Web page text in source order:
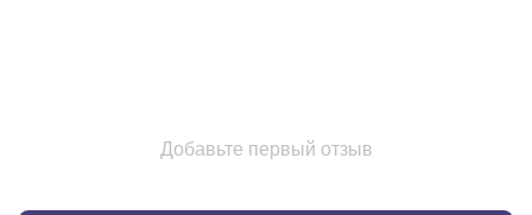
Добавьте первый отзыв